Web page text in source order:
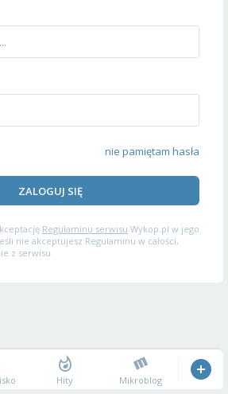
nie pamiętam hasła
ZALOGUJ SIĘ
Regulaminu serwisu Wykop.pl w jego
nie akceptujesz Regulaminu w całości,
z serwisu.
Hity Mikroblog